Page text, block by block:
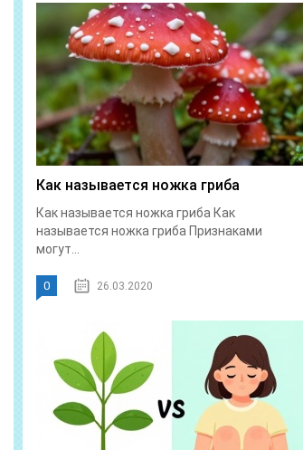
Как называется ножка гриба
Как называется ножка гриба Как
называется ножка гриба Признаками
могут...
0 26.03.2020